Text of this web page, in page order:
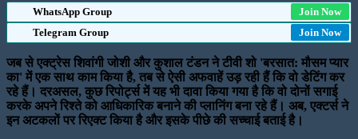
WhatsApp Group
Join Now
Telegram Group
Join Now
जब से एक्ट्रेस शिवांगी जोशी और कुशाल टंडन ने टीवी शो 'बरसात: मौसम प्यार
का' में एक साथ काम किया है, तब से ऐसी अफवाहें उड़ रही हैं कि वो डेटिंग कर
रहे हैं। दरअसल, कुछ रिपोर्ट्स में यह भी दावा किया गया है कि वो दोनों सगाई
करके अपने रिश्ते को आधिकारिक बनाने की प्लानिंग बना रहे हैं। अब, एक्टर्स ने
इन अटकलों पर रिएक्ट किया है और इसके पीछे की सच्चाई बताई है।